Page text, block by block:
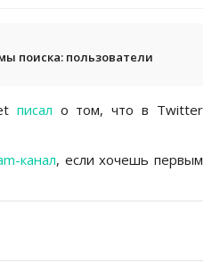
поиска: пользователи
писал о том, что в Twitter
канал, если хочешь первым